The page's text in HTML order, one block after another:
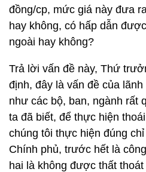
đồng/cp, mức giá này đưa
hay không, có hấp dẫn
ngoài hay không?
Trả lời vấn đề này, Thứ
định, đây là vấn đề của
như các bộ, ban, ngành rất
ta đã biết, để thực hiện
chúng tôi thực hiện đúng
Chính phủ, trước hết là
hai là không được thất